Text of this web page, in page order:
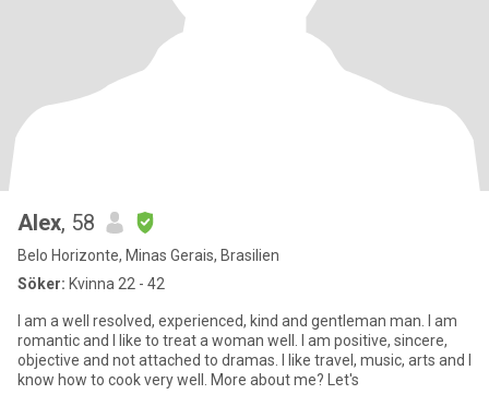
Alex, 58
Belo Horizonte, Minas Gerais, Brasilien
Söker: Kvinna 22 - 42
I am a well resolved, experienced, kind and gentleman man. I am
romantic and I like to treat a woman well. I am positive, sincere,
objective and not attached to dramas. I like travel, music, arts and I
know how to cook very well. More about me? Let's